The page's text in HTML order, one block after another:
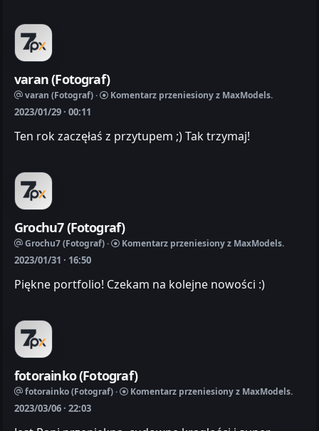
varan (Fotograf)
varan (Fotograf) · Komentarz przeniesiony z MaxModels.
2023/01/29 · 00:11
Ten rok zaczęłaś z przytupem ;) Tak trzymaj!
Grochu7 (Fotograf)
Grochu7 (Fotograf) · Komentarz przeniesiony z MaxModels.
2023/01/31 · 16:50
Piękne portfolio! Czekam na kolejne nowości :)
fotorainko (Fotograf)
fotorainko (Fotograf) · Komentarz przeniesiony z MaxModels.
2023/03/06 · 22:03